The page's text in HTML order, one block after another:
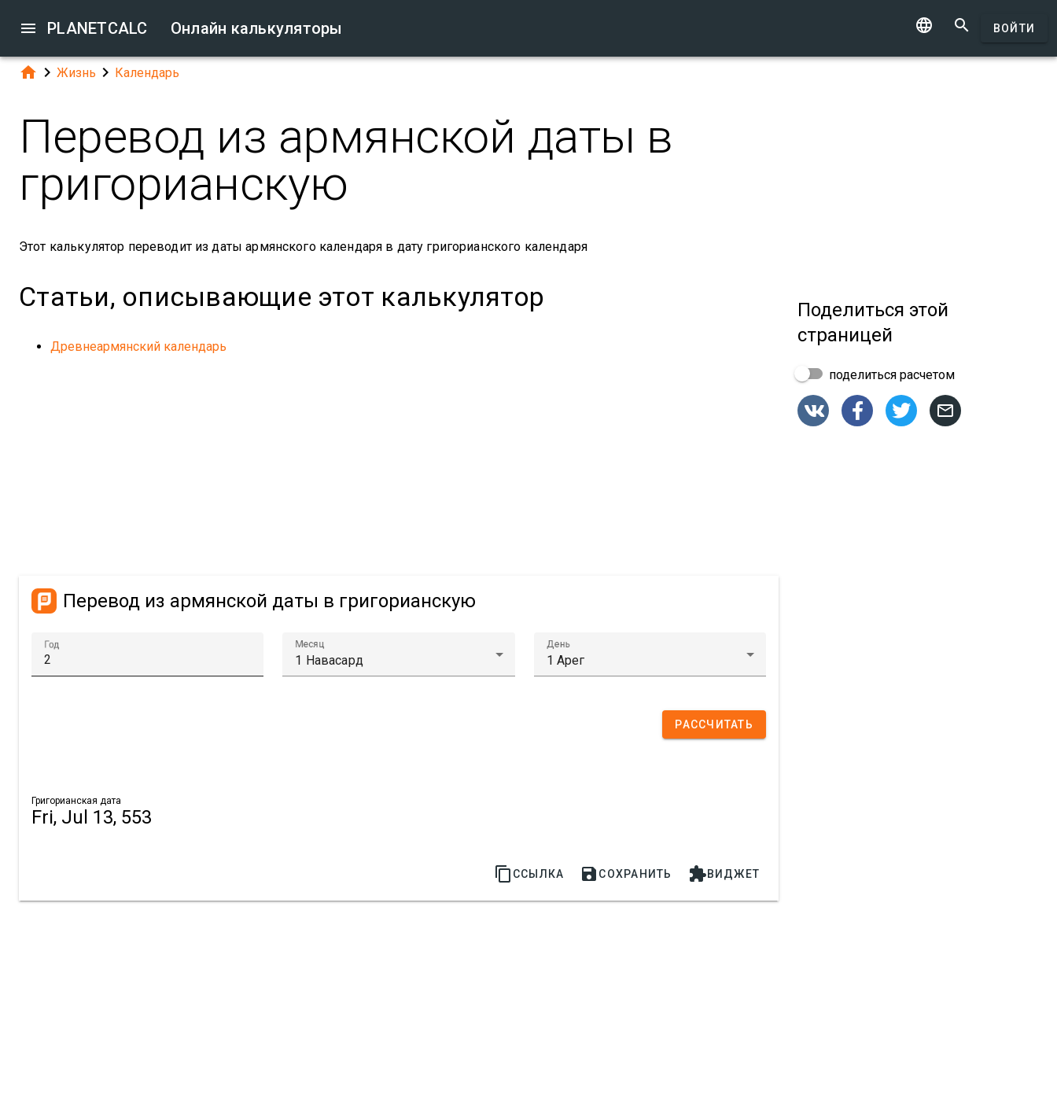
 PLANETCALC Онлайн калькуляторы   ВОЙТИ
  Жизнь  Календарь
Перевод из армянской даты в
григорианскую
Этот калькулятор переводит из даты армянского календаря в дату григорианского календаря
Статьи, описывающие этот калькулятор
Древнеармянский календарь
Перевод из армянской даты в григорианскую
Год Месяц День
РАССЧИТАТЬ
Григорианская дата
Fri, Jul 13, 553
 ССЫЛКА  СОХРАНИТЬ ВИДЖЕТ
Поделиться этой
страницей
поделиться расчетом
   